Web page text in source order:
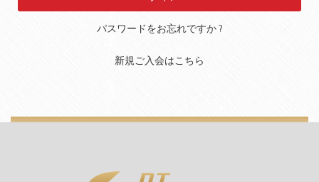
パスワードをお忘れですか ?
新規ご入会はこちら